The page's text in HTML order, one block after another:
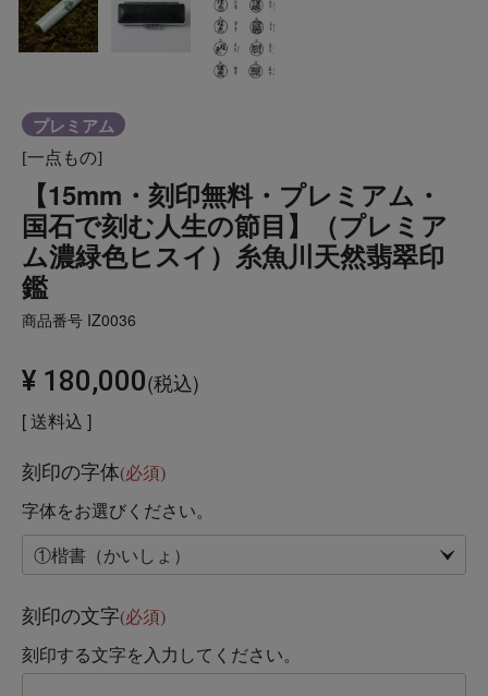
プレミアム
[一点もの]
【15mm・刻印無料・プレミアム・
国石で刻む人生の節目】（プレミア
ム濃緑色ヒスイ）糸魚川天然翡翠印
鑑
商品番号 IZ0036
¥ 180,000 税込
送料込
刻印の字体(必須)
字体をお選びください。
刻印の文字(必須)
刻印する文字を入力してください。